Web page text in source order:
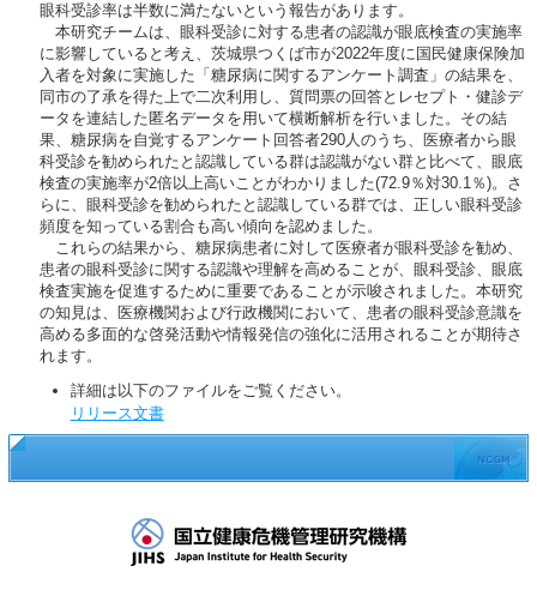
眼科受診率は半数に満たないという報告があります。
本研究チームは、眼科受診に対する患者の認識が眼底検査の実施率
に影響していると考え、茨城県つくば市が2022年度に国民健康保険加
入者を対象に実施した「糖尿病に関するアンケート調査」の結果を、
同市の了承を得た上で二次利用し、質問票の回答とレセプト・健診デ
ータを連結した匿名データを用いて横断解析を行いました。その結
果、糖尿病を自覚するアンケート回答者290人のうち、医療者から眼
科受診を勧められたと認識している群は認識がない群と比べて、眼底
検査の実施率が2倍以上高いことがわかりました(72.9％対30.1％)。さ
らに、眼科受診を勧められたと認識している群では、正しい眼科受診
頻度を知っている割合も高い傾向を認めました。
これらの結果から、糖尿病患者に対して医療者が眼科受診を勧め、
患者の眼科受診に関する認識や理解を高めることが、眼科受診、眼底
検査実施を促進するために重要であることが示唆されました。本研究
の知見は、医療機関および行政機関において、患者の眼科受診意識を
高める多面的な啓発活動や情報発信の強化に活用されることが期待さ
れます。
詳細は以下のファイルをご覧ください。
リリース文書